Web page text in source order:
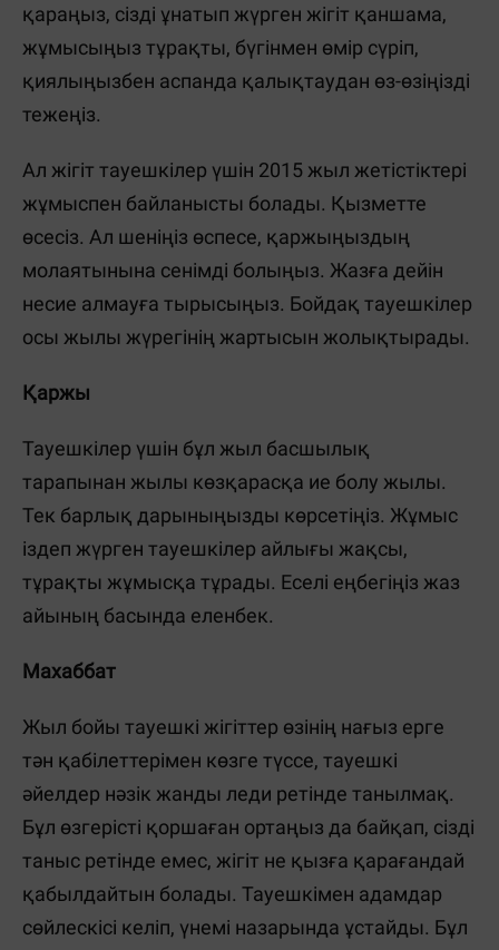
қараңыз, сізді ұнатып жүрген жігіт қаншама,
жұмысыңыз тұрақты, бүгінмен өмір сүріп,
қиялыңызбен аспанда қалықтаудан өз-өзіңізді
тежеңіз.
Ал жігіт тауешкілер үшін 2015 жыл жетістіктері
жұмыспен байланысты болады. Қызметте
өсесіз. Ал шеніңіз өспесе, қаржыңыздың
молаятынына сенімді болыңыз. Жазға дейін
несие алмауға тырысыңыз. Бойдақ тауешкілер
осы жылы жүрегінің жартысын жолықтырады.
Қаржы
Тауешкілер үшін бұл жыл басшылық
тарапынан жылы көзқарасқа ие болу жылы.
Тек барлық дарыныңызды көрсетіңіз. Жұмыс
іздеп жүрген тауешкілер айлығы жақсы,
тұрақты жұмысқа тұрады. Еселі еңбегіңіз жаз
айының басында еленбек.
Махаббат
Жыл бойы тауешкі жігіттер өзінің нағыз ерге
тән қабілеттерімен көзге түссе, тауешкі
әйелдер нәзік жанды леди ретінде танылмақ.
Бұл өзгерісті қоршаған ортаңыз да байқап, сізді
таныс ретінде емес, жігіт не қызға қарағандай
қабылдайтын болады. Тауешкімен адамдар
сөйлескісі келіп, үнемі назарында ұстайды. Бұл